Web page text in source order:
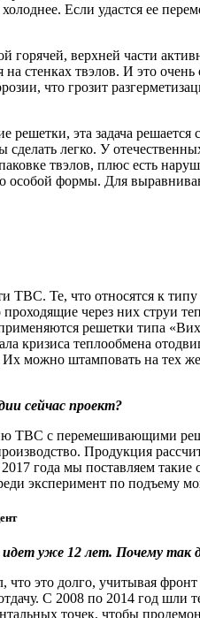
Если удастся ее
горячей, верхней части
стенках твэлов. И это
что грозит
эта задача
легко. У
твэлов, плюс есть
формы. Для
Те, что относятся к
через них струи
решетки типа
кризиса теплообмена
можно штамповать на тех
сейчас проект?
ТВС с перемешивающими
Продукция
года мы поставляем
эксперимент по подъему
уже 12 лет. Почему так
что это долго, учитывая
С 2008 по 2014 год шли
точек, чтобы